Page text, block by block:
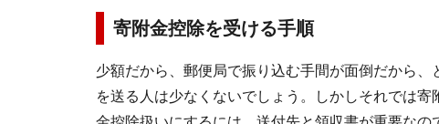
寄附金控除を受ける手順
少額だから、郵便局で振り込む手間が面倒だから
を送る人は少なくないでしょう。しかしそれでは